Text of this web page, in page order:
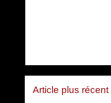
Article plus récent